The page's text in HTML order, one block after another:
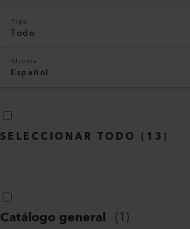
Tipo
Todo
Idioma
Español
SELECCIONAR TODO ( 13 )
Catálogo general (1)